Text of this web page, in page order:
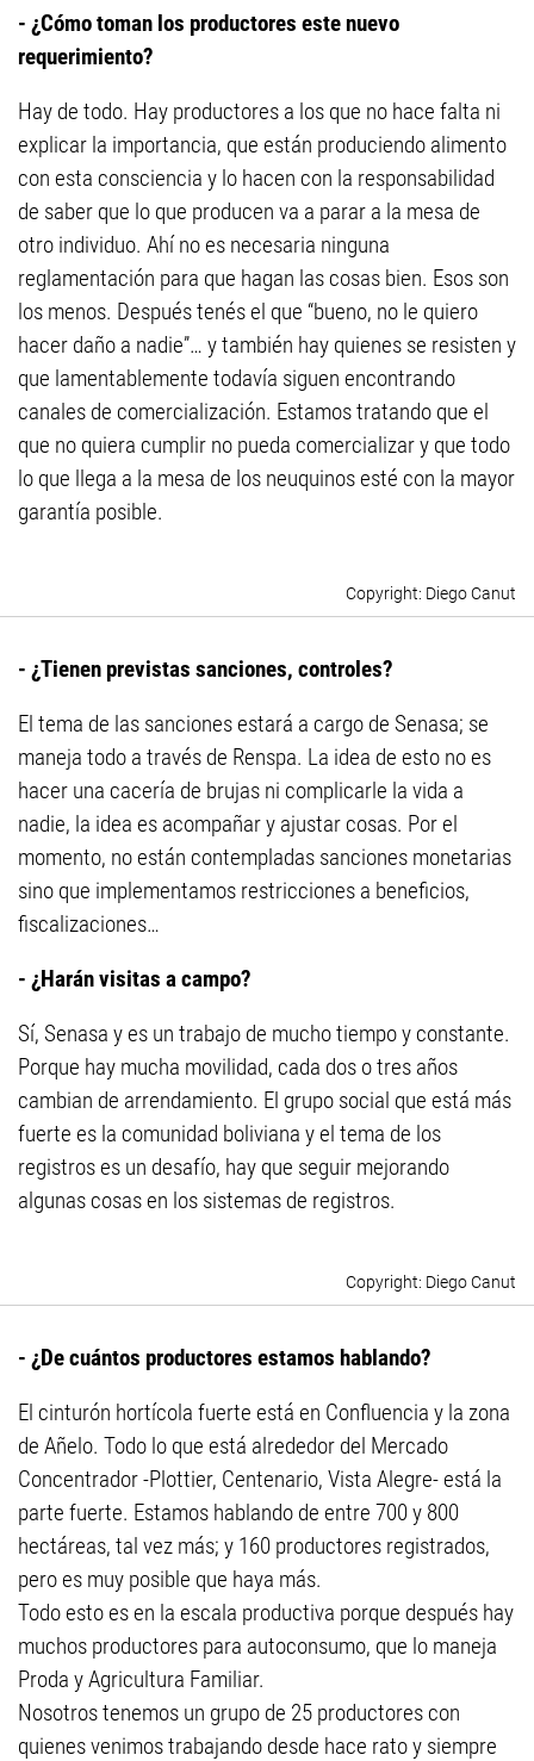
- ¿Cómo toman los productores este nuevo
requerimiento?
Hay de todo. Hay productores a los que no hace falta ni
explicar la importancia, que están produciendo alimento
con esta consciencia y lo hacen con la responsabilidad
de saber que lo que producen va a parar a la mesa de
otro individuo. Ahí no es necesaria ninguna
reglamentación para que hagan las cosas bien. Esos son
los menos. Después tenés el que “bueno, no le quiero
hacer daño a nadie”… y también hay quienes se resisten y
que lamentablemente todavía siguen encontrando
canales de comercialización. Estamos tratando que el
que no quiera cumplir no pueda comercializar y que todo
lo que llega a la mesa de los neuquinos esté con la mayor
garantía posible.
Diego Canut
- ¿Tienen previstas sanciones, controles?
El tema de las sanciones estará a cargo de Senasa; se
maneja todo a través de Renspa. La idea de esto no es
hacer una cacería de brujas ni complicarle la vida a
nadie, la idea es acompañar y ajustar cosas. Por el
momento, no están contempladas sanciones monetarias
sino que implementamos restricciones a beneficios,
fiscalizaciones…
- ¿Harán visitas a campo?
Sí, Senasa y es un trabajo de mucho tiempo y constante.
Porque hay mucha movilidad, cada dos o tres años
cambian de arrendamiento. El grupo social que está más
fuerte es la comunidad boliviana y el tema de los
registros es un desafío, hay que seguir mejorando
algunas cosas en los sistemas de registros.
Diego Canut
- ¿De cuántos productores estamos hablando?
El cinturón hortícola fuerte está en Confluencia y la zona
de Añelo. Todo lo que está alrededor del Mercado
Concentrador -Plottier, Centenario, Vista Alegre- está la
parte fuerte. Estamos hablando de entre 700 y 800
hectáreas, tal vez más; y 160 productores registrados,
pero es muy posible que haya más.
Todo esto es en la escala productiva porque después hay
muchos productores para autoconsumo, que lo maneja
Proda y Agricultura Familiar.
Nosotros tenemos un grupo de 25 productores con
quienes venimos trabajando desde hace rato y siempre